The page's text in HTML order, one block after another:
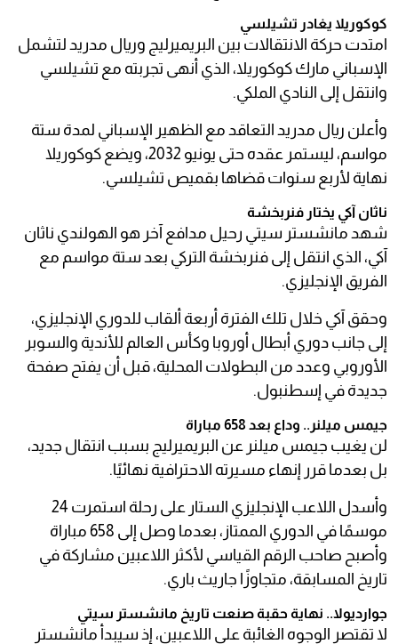
كوكوريلا يغادر تشيلسي
امتدت حركة الانتقالات بين البريميرليج وريال مدريد لتشمل
الإسباني مارك كوكوريلا، الذي أنهى تجربته مع تشيلسي
وانتقل إلى النادي الملكي.
وأعلن ريال مدريد التعاقد مع الظهير الإسباني لمدة ستة
مواسم، ليستمر عقده حتى يونيو 2032، ويضع كوكوريلا
نهاية لأربع سنوات قضاها بقميص تشيلسي.
ناثان آكي يختار فنربخشة
شهد مانشستر سيتي رحيل مدافع آخر هو الهولندي ناثان
آكي، الذي انتقل إلى فنربخشة التركي بعد ستة مواسم مع
الفريق الإنجليزي.
وحقق آكي خلال تلك الفترة أربعة ألقاب للدوري الإنجليزي،
إلى جانب دوري أبطال أوروبا وكأس العالم للأندية والسوبر
الأوروبي وعدد من البطولات المحلية، قبل أن يفتح صفحة
جديدة في إسطنبول.
جيمس ميلنر.. وداع بعد 658 مباراة
لن يغيب جيمس ميلنر عن البريميرليج بسبب انتقال جديد،
بل بعدما قرر إنهاء مسيرته الاحترافية نهائيًا.
وأسدل اللاعب الإنجليزي الستار على رحلة استمرت 24
موسمًا في الدوري الممتاز، بعدما وصل إلى 658 مباراة
وأصبح صاحب الرقم القياسي لأكثر اللاعبين مشاركة في
تاريخ المسابقة، متجاوزًا جاريث باري.
جوارديولا.. نهاية حقبة صنعت تاريخ مانشستر سيتي
لا تقتصر الوجوه الغائبة على اللاعبين، إذ سيبدأ مانشستر